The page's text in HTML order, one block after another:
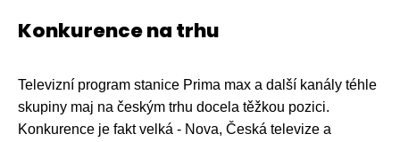
Konkurence na trhu
Televizní program stanice Prima max a další kanály téhle
skupiny maj na českým trhu docela těžkou pozici.
Konkurence je fakt velká - Nova, Česká televize a